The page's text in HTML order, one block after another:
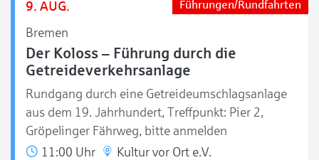
9. AUG.
Bremen
Führungen/Rundfahrten
Der Koloss – Führung durch die
Getreideverkehrsanlage
Rundgang durch eine Getreideumschlagsanlage
aus dem 19. Jahrhundert, Treffpunkt: Pier 2,
Gröpelinger Fährweg, bitte anmelden
11:00 Uhr
Kultur vor Ort e.V.